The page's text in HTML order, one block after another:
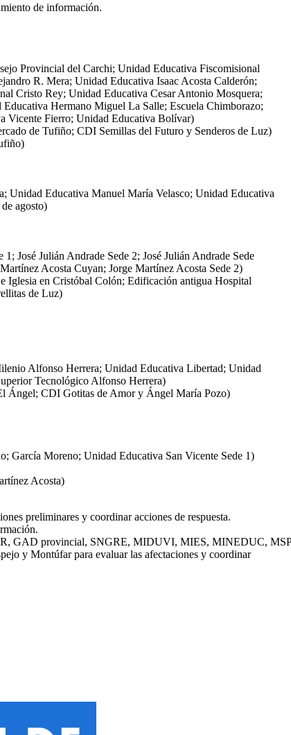
de información.
Provincial del Carchi; Unidad Educativa Fiscomisional
R. Mera; Unidad Educativa Isaac Acosta Calderón;
Cristo Rey; Unidad Educativa Cesar Antonio Mosquera;
Hermano Miguel La Salle; Escuela Chimborazo;
Vicente Fierro; Unidad Educativa Bolívar)
de Tufiño; CDI Semillas del Futuro y Senderos de Luz)
Unidad Educativa Manuel María Velasco; Unidad Educativa
agosto)
José Julián Andrade Sede 2; José Julián Andrade Sede
Acosta Cuyan; Jorge Martínez Acosta Sede 2)
Iglesia en Cristóbal Colón; Edificación antigua Hospital
de Luz)
Alfonso Herrera; Unidad Educativa Libertad; Unidad
Tecnológico Alfonso Herrera)
Ángel; CDI Gotitas de Amor y Ángel María Pozo)
García Moreno; Unidad Educativa San Vicente Sede 1)
Acosta)
preliminares y coordinar acciones de respuesta.
GAD provincial, SNGRE, MIDUVI, MIES, MINEDUC, MSP
y Montúfar para evaluar las afectaciones y coordinar